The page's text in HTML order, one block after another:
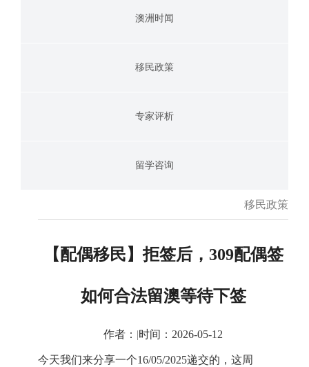
澳洲时闻
移民政策
专家评析
留学咨询
移民政策
【配偶移民】拒签后，309配偶签
如何合法留澳等待下签
作者： |时间：2026-05-12
今天我们来分享一个16/05/2025递交的 ，这周